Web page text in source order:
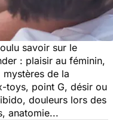
savoir sur le
: plaisir au féminin,
de la
toys, point G, désir ou
douleurs lors des
anatomie...